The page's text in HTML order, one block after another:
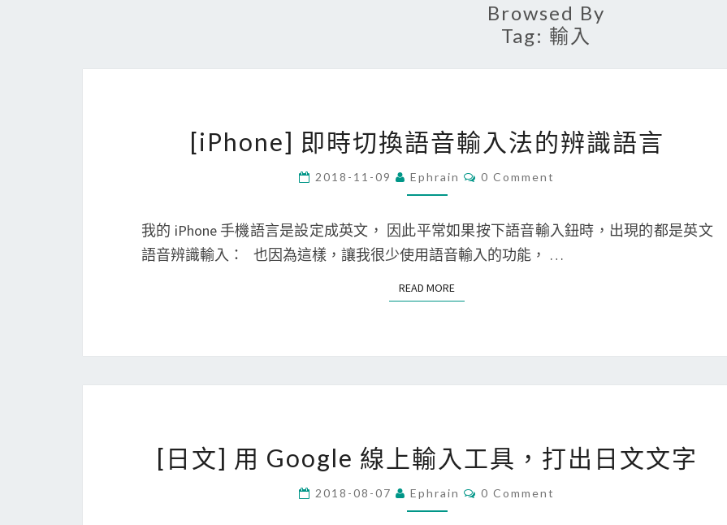
Browsed By
Tag: 輸入
i
P
h
o
n
]
換
輸
入
法
[iPhone] 即時切換語音輸入法的辨識語言
2018-11-09 Ephrain
C
E
N
T
S
0 Comment
我的 iPhone 手機語言是設定成英文， 因此平常如果按下語音輸入鈕時，出現的都是英文
語音辨識輸入： 也因為這樣，讓我很少使用語音輸入的功能， …
READ MORE
日
文
]
[日文] 用 Google 線上輸入工具，打出日文文字
2018-08-07 Ephrain
C
0 Comment